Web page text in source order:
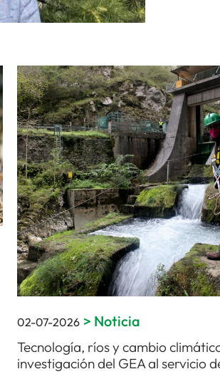
02-07-2026 > Noticia
Tecnología, ríos y cambio
investigación del GEA al servicio